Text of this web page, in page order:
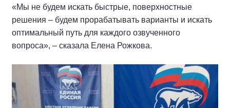
«Мы не будем искать быстрые, поверхностные
решения – будем прорабатывать варианты и искать
оптимальный путь для каждого озвученного
вопроса», – сказала Елена Рожкова.